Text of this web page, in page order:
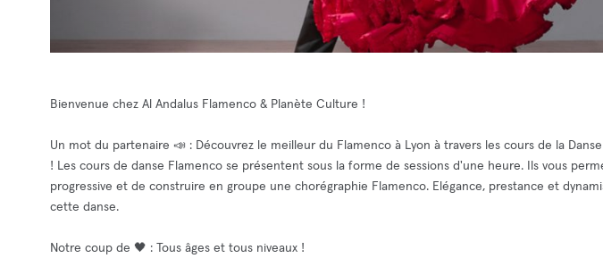
Bienvenue chez Al Andalus Flamenco & Planète Culture !
Un mot du partenaire 📣 : Découvrez le meilleur du Flamenco à Lyon à travers les cours de la Danse
! Les cours de danse Flamenco se présentent sous la forme de sessions d'une heure. Ils vous
progressive et de construire en groupe une chorégraphie Flamenco. Elégance, prestance et
cette danse.
Notre coup de 🖤 : Tous âges et tous niveaux !